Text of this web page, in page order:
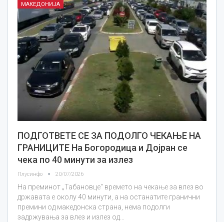
МАКЕДОНИЈА
ПОДГОТВЕТЕ СЕ ЗА ПОДОЛГО ЧЕКАЊЕ НА
ГРАНИЦИТЕ На Богородица и Дојран се
чека по 40 минути за излез
Плусинфо 20/07/2026
На преминот „Табановце“ времето на чекање за влез во
државата е околу 40 минути, а на останатите гранични
премини од македонска страна, нема подолги
задржувања за влез и излез од…